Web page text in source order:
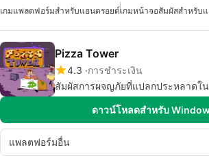
เกมแพลตฟอร์มสำหรับแอนดรอยด์เกมหน้าจอสัมผัสสำหรับ
Pizza Tower
4.3 การชำระเงิน
สัมผัสการผจญภัยที่แปลกประหลาดใ
ดาวน์โหลดสำหรับ
แพลตฟอร์มอื่น